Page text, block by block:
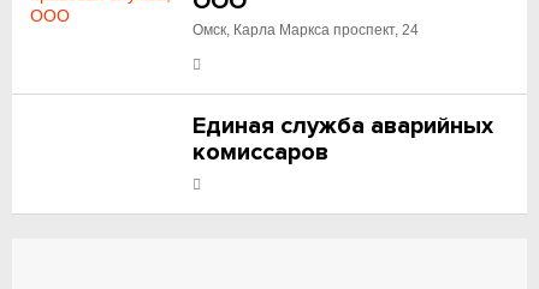
Омск, Карла Маркса проспект, 24
Единая служба аварийных
комиссаров